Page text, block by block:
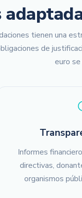
tienen una
de
euro se
Informes
directivas,
organismos